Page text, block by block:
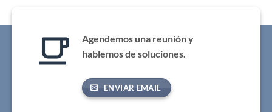
Agendemos una reunión y
hablemos de soluciones.
ENVIAR EMAIL